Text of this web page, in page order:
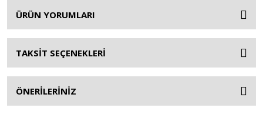
ÜRÜN YORUMLARI
TAKSİT SEÇENEKLERİ
ÖNERİLERİNİZ